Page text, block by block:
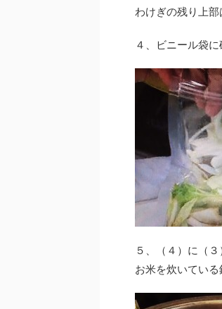
わけぎの残り上部
４、ビニール袋
５、（４）に（
お米を炊いている